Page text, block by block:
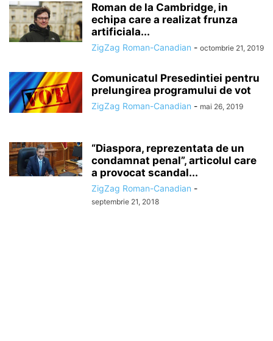
Roman de la Cambridge, in
echipa care a realizat frunza
artificiala...
ZigZag Roman-Canadian - octombrie 21, 2019
Comunicatul Presedintiei pentru
prelungirea programului de vot
ZigZag Roman-Canadian - mai 26, 2019
“Diaspora, reprezentata de un
condamnat penal”, articolul care
a provocat scandal...
ZigZag Roman-Canadian -
septembrie 21, 2018